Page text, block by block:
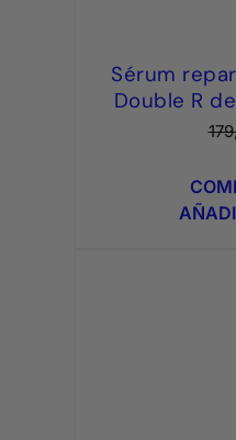
Sérum
Double R